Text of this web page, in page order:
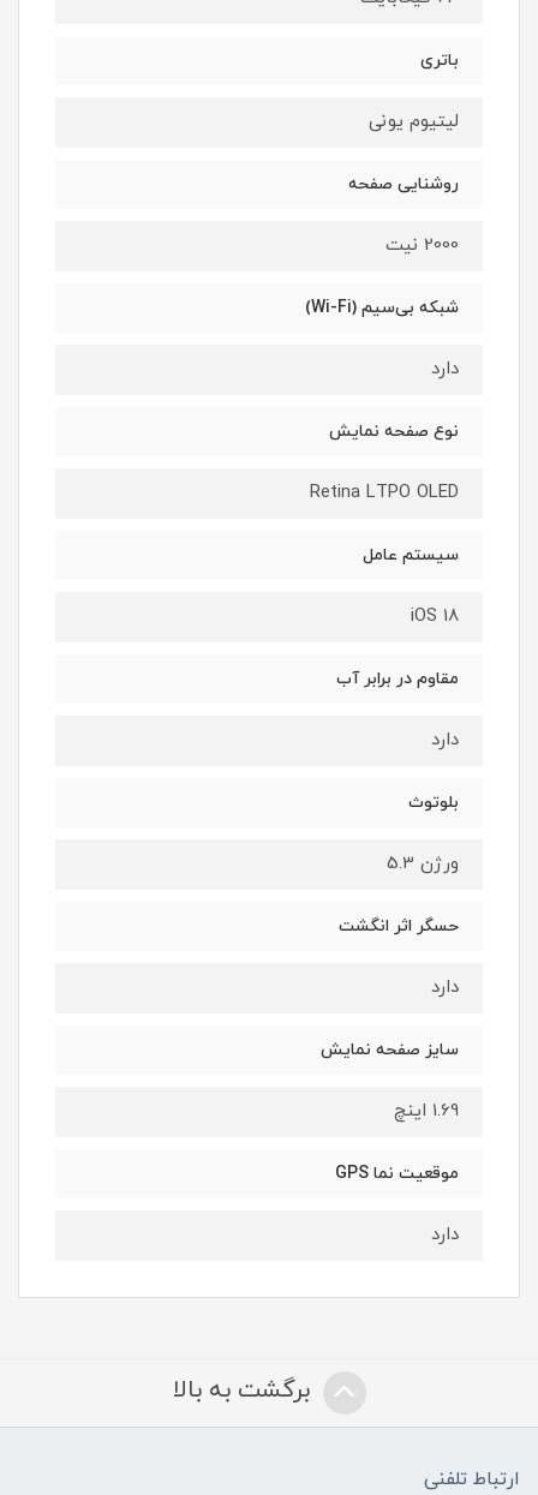
باتری
لیتیوم یونی
روشنایی صفحه
2000 نیت
شبکه بی‌سیم (Wi-Fi)
دارد
نوع صفحه نمایش
Retina LTPO OLED
سیستم عامل
iOS 18
مقاوم در برابر آب
دارد
بلوتوث
ورژن 5.3
حسگر اثر انگشت
دارد
سایز صفحه نمایش
1.69 اینچ
موقعیت‌ نما GPS
دارد
برگشت به بالا
ارتباط تلفنی